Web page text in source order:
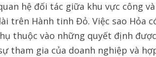
hệ đối tác giữa khu vực công
trên Hành tinh Đỏ. Việc sao Hỏa
thuộc vào những quyết định
tham gia của doanh nghiệp và